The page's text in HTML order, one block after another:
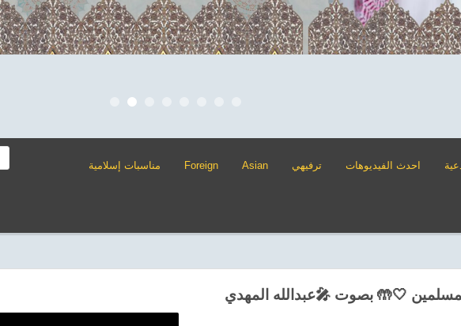
احدث الفيديوهات ترفيهي Asian
Foreign مناسبات إسلامية
🤍🤲 بصوت 🎤عبدالله المهدي